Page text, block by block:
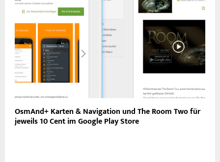
OsmAnd+ Karten & Navigation und The Room Two für
jeweils 10 Cent im Google Play Store